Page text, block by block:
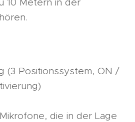
(3 Positionssystem, ON /
die in der Lage